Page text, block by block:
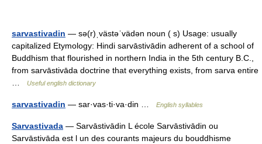
sarvastivadin — sə(r)ˌvästəˈvädən noun ( s) Usage: usually
capitalized Etymology: Hindi sarvāstivādin adherent of a school of
Buddhism that flourished in northern India in the 5th century B.C.,
from sarvāstivāda doctrine that everything exists, from sarva entire
…
Useful english dictionary
sarvastivadin — sar·vas·ti·va·din … English syllables
Sarvastivada — Sarvāstivādin L école Sarvāstivādin ou
Sarvāstivāda est l un des courants majeurs du bouddhisme